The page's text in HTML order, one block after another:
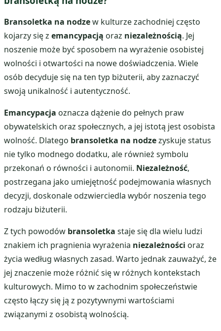
Bransoletka na nodzew kulturze zachodniej często
kojarzy się z emancypacją oraz niezależnością. Jej
noszenie może być sposobem na wyrażenie osobistej
wolności i otwartości na nowe doświadczenia. Wiele
osób decyduje się na ten typ biżuterii, aby zaznaczyć
swoją unikalność i autentyczność.
Emancypacja oznacza dążenie do pełnych praw
obywatelskich oraz społecznych, a jej istotą jest osobista
wolność. Dlatego bransoletka na nodzezyskuje status
nie tylko modnego dodatku, ale również symbolu
przekonań o równości i autonomii. Niezależność,
postrzegana jako umiejętność podejmowania własnych
decyzji, doskonale odzwierciedla wybór noszenia tego
rodzaju biżuterii.
Z tych powodów bransoletka staje się dla wielu ludzi
znakiem ich pragnienia wyrażenia niezależności oraz
życia według własnych zasad. Warto jednak zauważyć, że
jej znaczenie może różnić się w różnych kontekstach
kulturowych. Mimo to w zachodnim społeczeństwie
często łączy się ją z pozytywnymi wartościami
związanymi z osobistą wolnością.